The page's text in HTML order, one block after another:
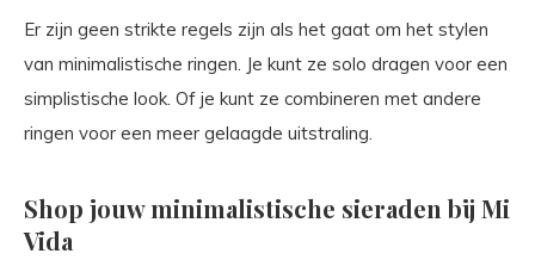
Er zijn geen strikte regels zijn als het gaat om het stylen
van minimalistische ringen. Je kunt ze solo dragen voor een
simplistische look. Of je kunt ze combineren met andere
ringen voor een meer gelaagde uitstraling.
Shop jouw minimalistische sieraden bij Mi
Vida